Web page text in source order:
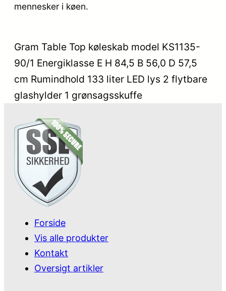
mennesker i køen.
Gram Table Top køleskab model KS1135-
90/1 Energiklasse E H 84,5 B 56,0 D 57,5
cm Rumindhold 133 liter LED lys 2 flytbare
glashylder 1 grønsagsskuffe
Forside
Vis alle produkter
Kontakt
Oversigt artikler